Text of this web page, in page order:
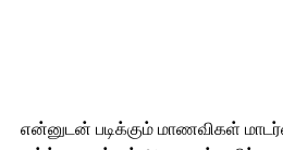
என்னுடன் படிக்கும் மாணவிகள்